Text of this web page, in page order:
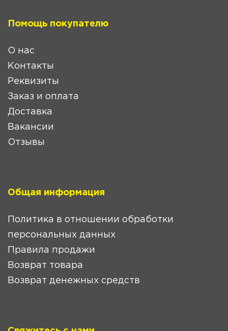
Помощь покупателю
О нас
Контакты
Реквизиты
Заказ и оплата
Доставка
Вакансии
Отзывы
Общая информация
Политика в отношении обработки
персональных данных
Правила продажи
Возврат товара
Возврат денежных средств